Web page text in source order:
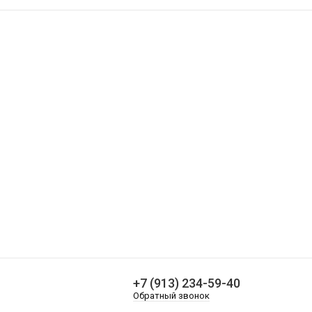
+7 (913) 234-59-40
Обратный звонок